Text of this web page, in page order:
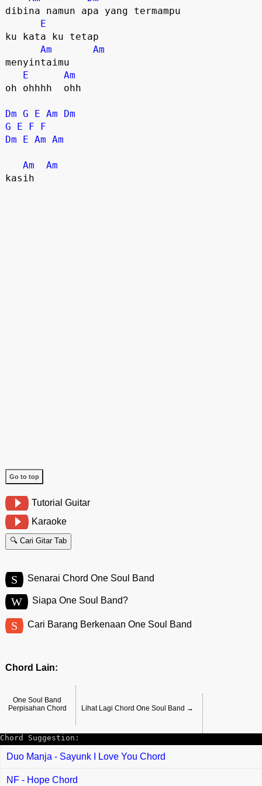
dibina namun apa yang termampu
E
ku kata ku tetap
Am
Am
menyintaimu
E
Am
oh ohhhh  ohh
Dm G E Am
Dm
G
E F
F
Dm
E Am Am
Am
Am
kasih
Go to top
Tutorial Guitar
Karaoke
🔍 Cari Gitar Tab
S Senarai Chord One Soul Band
W Siapa One Soul Band?
S Cari Barang Berkenaan One Soul Band
Chord Lain:
One Soul Band
Perpisahan Chord
Lihat Lagi Chord One Soul Band →
Chord Suggestion:
Duo Manja - Sayunk I Love You Chord
NF - Hope Chord